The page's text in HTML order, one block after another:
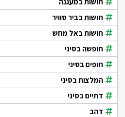
חושות בביר סוויר
חושות באל מחש
חופשה בסיני
חופים בסיני
המלצות בסיני
דתיים בסיני
דהב